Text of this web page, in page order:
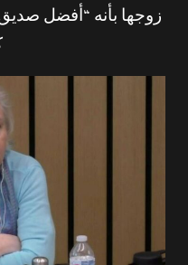
زوجها بأنه “أفضل